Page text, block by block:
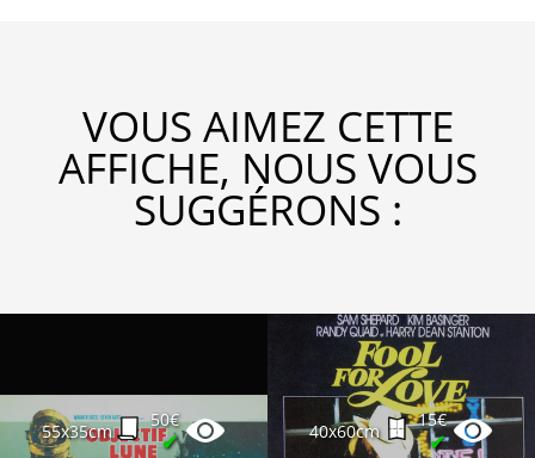
VOUS AIMEZ CETTE
AFFICHE, NOUS VOUS
SUGGÉRONS :
55x35cm
50€
✔ 40x60cm
15€
✔